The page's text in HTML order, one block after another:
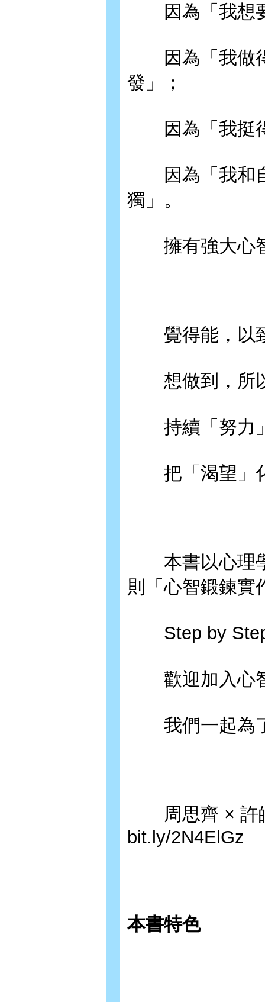
因為「我想要
因為「我做得
發」；
因為「我挺得
因為「我和自
獨」。
擁有強大心智
覺得能，以
想做到，所
持續「努力」
把「渴望」化
本書以心理學
則「心智鍛鍊實
Step by Step
歡迎加入心
我們一起為了
周思齊 × 許皓
bit.ly/2N4ElGz
本書特色